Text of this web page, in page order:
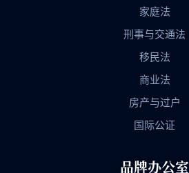
家庭法
刑事与交通法
移民法
商业法
房产与过户
国际公证
品牌办公室